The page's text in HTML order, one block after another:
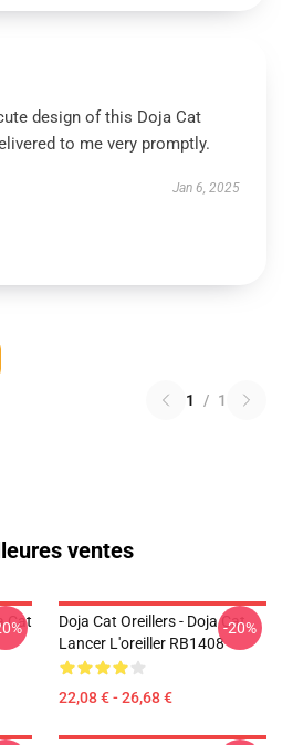
design of this Doja Cat
to me very promptly.
Jan 6, 2025
1 / 1
ventes
Cat
Doja Cat Oreillers - Doja Cat
Lancer L'oreiller RB1408
22,08 € - 26,68 €
-20%